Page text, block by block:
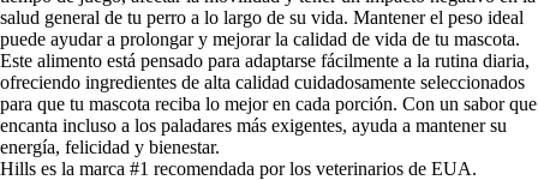
salud general de tu perro a lo largo de su vida. Mantener el peso ideal
puede ayudar a prolongar y mejorar la calidad de vida de tu mascota.
Este alimento está pensado para adaptarse fácilmente a la rutina diaria,
ofreciendo ingredientes de alta calidad cuidadosamente seleccionados
para que tu mascota reciba lo mejor en cada porción. Con un sabor que
encanta incluso a los paladares más exigentes, ayuda a mantener su
energía, felicidad y bienestar.
Hills es la marca #1 recomendada por los veterinarios de EUA.